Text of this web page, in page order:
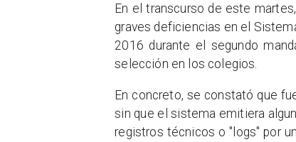
En el transcurso de este
graves deficiencias en el
2016 durante el segundo
selección en los colegios.
En concreto, se constató que
sin que el sistema emitiera
registros técnicos o "logs" por